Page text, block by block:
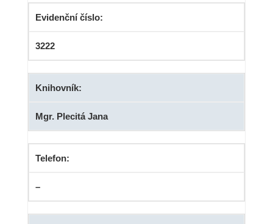
Evidenční číslo:
3222
Knihovník:
Mgr. Plecitá Jana
Telefon:
–